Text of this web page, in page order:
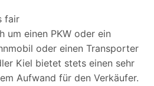
fair
um einen PKW oder ein
oder einen Transporter
Kiel bietet stets einen sehr
Aufwand für den Verkäufer.